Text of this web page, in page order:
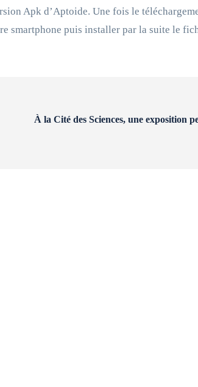
Apk d’Aptoide. Une fois le
smartphone puis installer par la suite le
À la Cité des Sciences, une exposition